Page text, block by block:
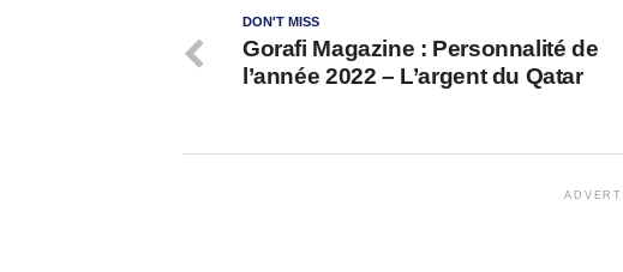
DON'T MISS
Gorafi Magazine : Personnalité de
l’année 2022 – L’argent du Qatar